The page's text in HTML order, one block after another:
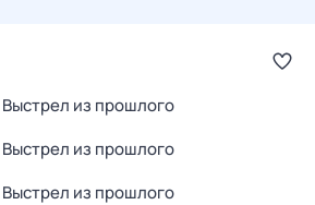
из прошлого
из прошлого
из прошлого